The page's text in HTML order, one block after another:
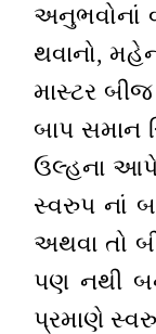
અનુભવોનાં
થવાનો,
માસ્ટર
બાપ સમાન
ઉલ્હના આપે
સ્વરુપ નાં
અથવા તો
પણ નથી
પ્રમાણે